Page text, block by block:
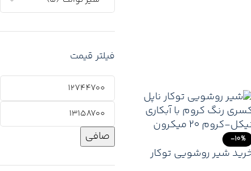
-10%
شیر روشویی توکار
فیلتر قیمت
صافی